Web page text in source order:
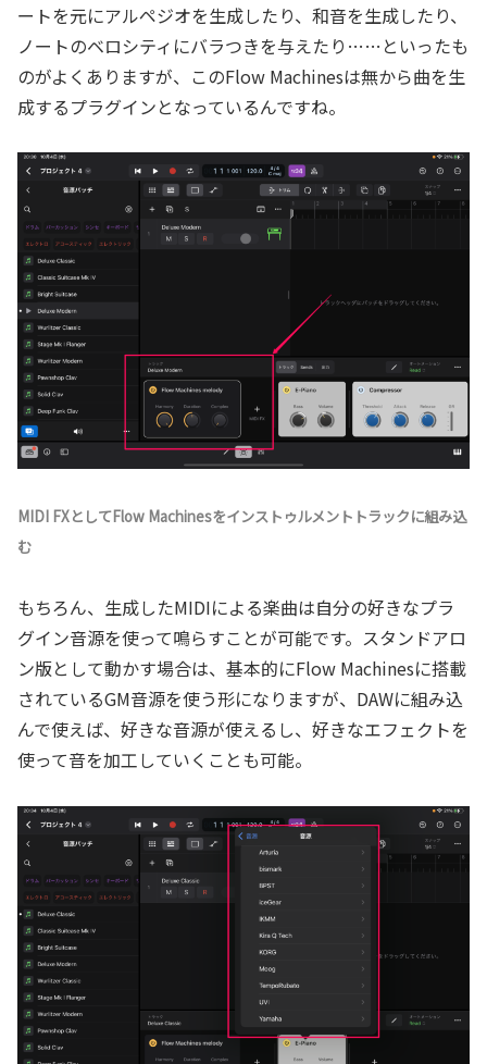
ートを元にアルペジオを生成したり、和音を生成したり、
ノートのベロシティにバラつきを与えたり……といったも
のがよくありますが、このFlow Machinesは無から曲を生
成するプラグインとなっているんですね。
MIDI FXとしてFlow Machinesをインストゥルメントトラックに組み込
む
もちろん、生成したMIDIによる楽曲は自分の好きなプラ
グイン音源を使って鳴らすことが可能です。スタンドアロ
ン版として動かす場合は、基本的にFlow Machinesに搭載
されているGM音源を使う形になりますが、DAWに組み込
んで使えば、好きな音源が使えるし、好きなエフェクトを
使って音を加工していくことも可能。